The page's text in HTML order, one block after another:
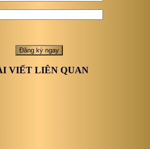
VIẾT LIÊN QUAN